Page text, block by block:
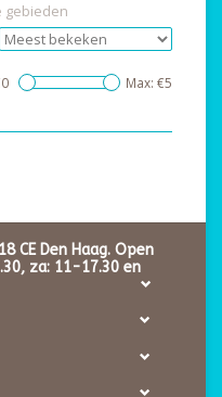
gebieden
0 Max: €5
CE Den Haag. Open
za: 11-17.30 en